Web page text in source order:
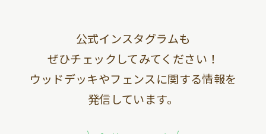
公式インスタグラムも
ぜひチェックしてみてください！
ウッドデッキやフェンスに関する情報を
発信しています。